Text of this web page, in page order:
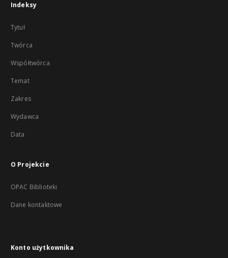
Indeksy
Tytuł
Twórca
Współtwórca
Temat
Zakres
Wydawca
Data
O Projekcie
OPAC Biblioteki
Dane kontaktowe
Konto użytkownika